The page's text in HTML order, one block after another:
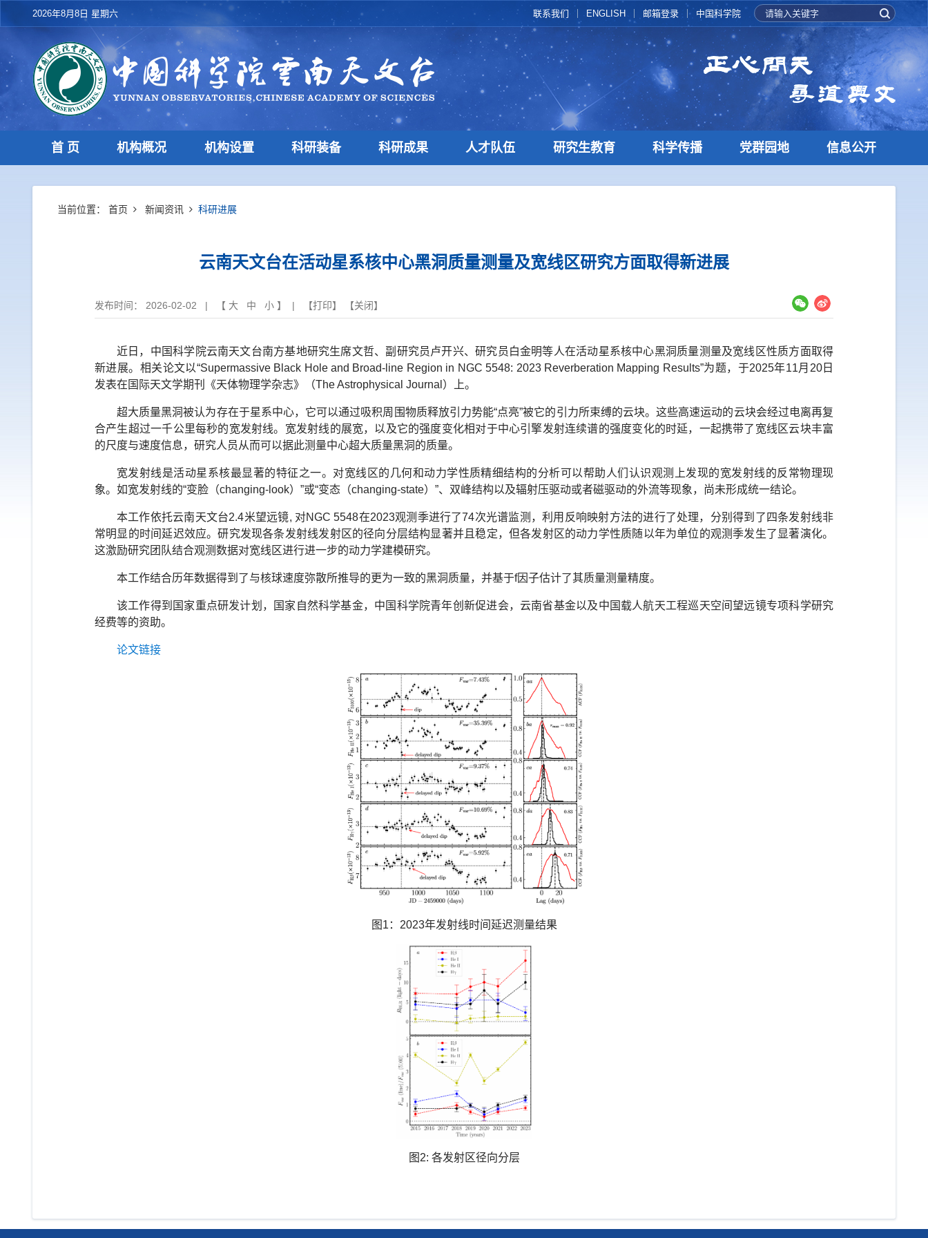
2026年8月8日 星期六 联系我们 ENGLISH 邮箱登录 中国科学院
首 页 机构概况 机构设置 科研装备 科研成果 人才队伍 研究生教育 科学传播 党群园地 信息公开
当前位置： 首页 新闻资讯 科研进展
云南天文台在活动星系核中心黑洞质量测量及宽线区研究方面取得新进展
发布时间： 2026-02-02 | 【 大 中 小 】 | 【打印】 【关闭】
近日，中国科学院云南天文台南方基地研究生席文哲、副研究员卢开兴、研究员白金明等人在活动星系核中心黑洞质量测量及宽线区性质方面取得
新进展。相关论文以“Supermassive Black Hole and Broad-line Region in NGC 5548: 2023 Reverberation Mapping Results”为题，于2025年11月 20日
发表在国际天文学期刊《天体物理学杂志》（The Astrophysical Journal ）上。
超大质量黑洞被认为存在于星系中心，它可以通过吸积周围物质释放引力势能“点亮”被它的引力所束缚的云块。这些高速运动的云块会经过电离再复
合产生超过一千公里每秒的宽发射线。宽发射线的展宽，以及它的强度变化相对于中心引擎发射连续谱的强度变化的时延，一起携带了宽线区云块丰富
的尺度与速度信息，研究人员从而可以据此测量中心超大质量黑洞的质量。
宽发射线是活动星系核最显著的特征之一。对宽线区的几何和动力学性质精细结构的分析可以帮助人们认识观测上发现的宽发射线的反常物理现
象。如宽发射线的“变脸（changing-look）”或“变态（changing-state）”、双峰结构以及辐射压驱动或者磁驱动的外流等现象，尚未形成统一结论。
本工作依托云南天文台2.4米望远镜, 对NGC 5548在2023观测季进行了74次光谱监测，利用反响映射方法的进行了处理，分别得到了四条发射线非
常明显的时间延迟效应。研究发现各条发射线发射区的径向分层结构显著并且稳定，但各发射区的动力学性质随以年为单位的观测季发生了显著演化。
这激励研究团队结合观测数据对宽线区进行进一步的动力学建模研究。
本工作结合历年数据得到了与核球速度弥散所推导的更为一致的黑洞质量，并基于f因子估计了其质量测量精度。
该工作得到国家重点研发计划，国家自然科学基金，中国科学院青年创新促进会，云南省基金以及中国载人航天工程巡天空间望远镜专项科学研究
经费等的资助。
论文链接
图1： 2023年发射线时间延迟测量结果
图 2: 各发射区径向分层